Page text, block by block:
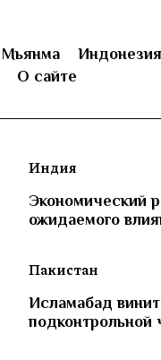
Мьянма
Индонезия
О сайте
Индия
Экономический
ожидаемого
Пакистан
Исламабад